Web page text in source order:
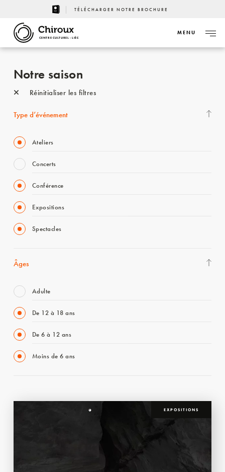
TÉLÉCHARGER NOTRE BROCHURE
CENTRE CULTUREL - LIÈGE
MENU
Notre saison
Réinitialiser les filtres
Type d’événement
Ateliers
Concerts
Conférence
Expositions
Spectacles
Âges
Adulte
De 12 à 18 ans
De 6 à 12 ans
Moins de 6 ans
EXPOSITIONS